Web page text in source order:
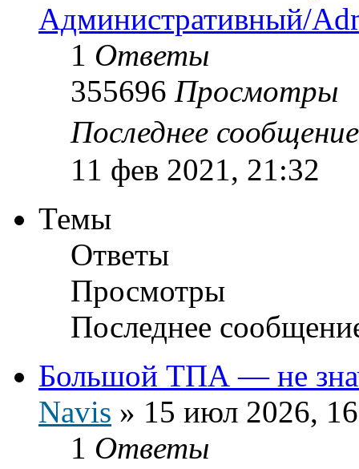
Административный/
1 Ответы
355696 Просмотры
Последнее
11 фев 2021, 21:32
Темы
Ответы
Просмотры
Последнее
Большой ТПА — не
Navis » 15 июл 2026,
1 Ответы